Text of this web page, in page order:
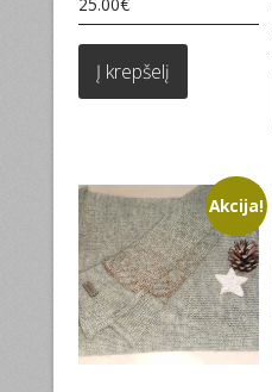
Į krepšelį
Akcija!